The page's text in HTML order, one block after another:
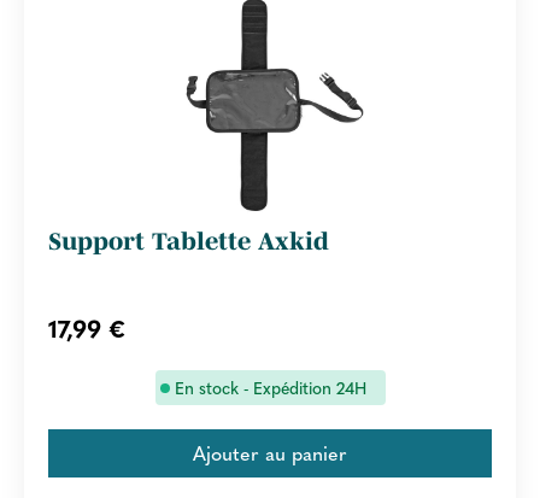
Support Tablette Axkid
17,99 €
En stock - Expédition 24H